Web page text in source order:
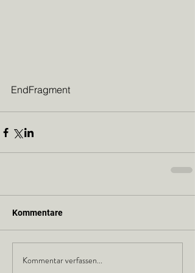
EndFragment
Kommentare
Kommentar verfassen...